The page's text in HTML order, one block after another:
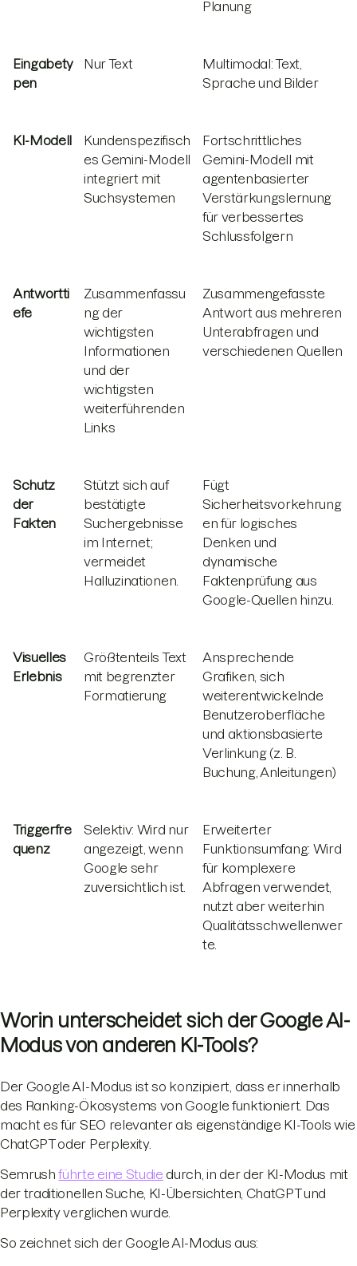
Planung
Eingabety
pen
Nur Text
Multimodal: Text,
Sprache und Bilder
KI-Modell
Kundenspezifisch
es Gemini-Modell
integriert mit
Suchsystemen
Fortschrittliches
Gemini-Modell mit
agentenbasierter
Verstärkungslernung
für verbessertes
Schlussfolgern
Antwortti
efe
Zusammenfassu
ng der
wichtigsten
Informationen
und der
wichtigsten
weiterführenden
Links
Zusammengefasste
Antwort aus mehreren
Unterabfragen und
verschiedenen Quellen
Schutz
der
Fakten
Stützt sich auf
bestätigte
Suchergebnisse
im Internet;
vermeidet
Halluzinationen.
Fügt
Sicherheitsvorkehrung
en für logisches
Denken und
dynamische
Faktenprüfung aus
Google-Quellen hinzu.
Visuelles
Erlebnis
Größtenteils Text
mit begrenzter
Formatierung
Ansprechende
Grafiken, sich
weiterentwickelnde
Benutzeroberfläche
und aktionsbasierte
Verlinkung (z. B.
Buchung, Anleitungen)
Triggerfre
quenz
Selektiv: Wird nur
angezeigt, wenn
Google sehr
zuversichtlich ist.
Erweiterter
Funktionsumfang: Wird
für komplexere
Abfragen verwendet,
nutzt aber weiterhin
Qualitätsschwellenwer
te.
Worin unterscheidet sich der Google AI-
Modus von anderen KI-Tools?
Der Google AI-Modus ist so konzipiert, dass er innerhalb
des Ranking-Ökosystems von Google funktioniert. Das
macht es für SEO relevanter als eigenständige KI-Tools wie
ChatGPT oder Perplexity.
Semrushführte eine Studie durch, in der der KI-Modus mit
der traditionellen Suche, KI-Übersichten, ChatGPT und
Perplexity verglichen wurde.
So zeichnet sich der Google AI-Modus aus: